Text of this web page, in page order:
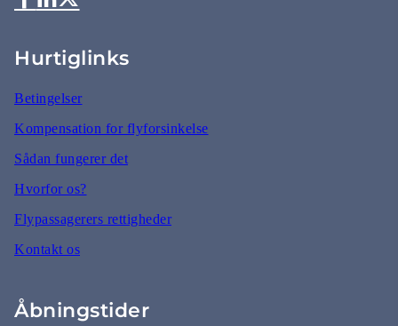
Hurtiglinks
Betingelser
Kompensation for flyforsinkelse
Sådan fungerer det
Hvorfor os?
Flypassagerers rettigheder
Kontakt os
Åbningstider